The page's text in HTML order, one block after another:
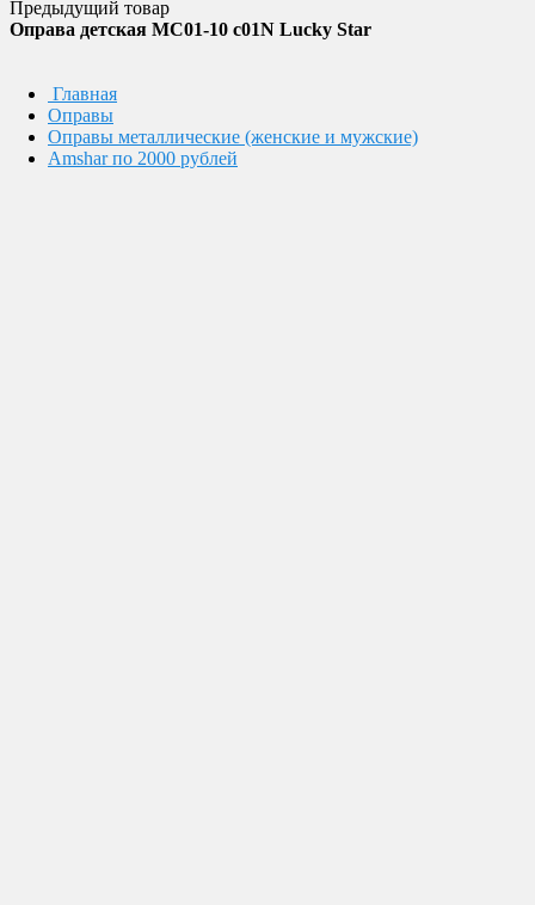
Предыдущий товар
Оправа детская MC01-10 c01N Lucky Star
Главная
Оправы
Оправы металлические (женские и мужские)
Amshar по 2000 рублей